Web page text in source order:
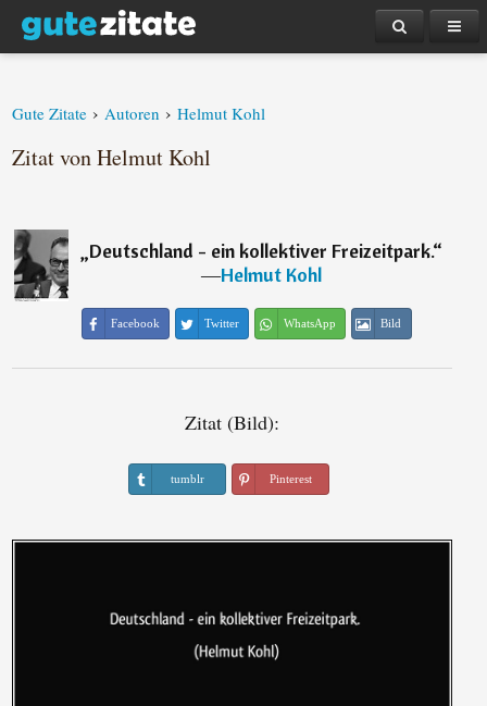
Gute Zitate › Autoren › Helmut Kohl
Zitat von Helmut Kohl
„Deutschland - ein kollektiver Freizeitpark.“
―Helmut Kohl
Facebook Twitter WhatsApp Bild
Zitat (Bild):
tumblr Pinterest